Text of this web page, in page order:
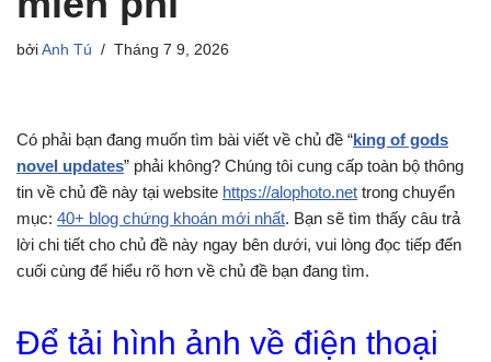
bởi Anh Tú Tháng 7 9, 2026
Có phải bạn đang muốn tìm bài viết về chủ đề “king of gods
novel updates” phải không? Chúng tôi cung cấp toàn bộ thông
tin về chủ đề này tại website https://alophoto.net trong chuyển
mục: 40+ blog chứng khoán mới nhất. Bạn sẽ tìm thấy câu trả
lời chi tiết cho chủ đề này ngay bên dưới, vui lòng đọc tiếp đến
cuối cùng để hiểu rõ hơn về chủ đề bạn đang tìm.
Để tải hình ảnh về điện thoại